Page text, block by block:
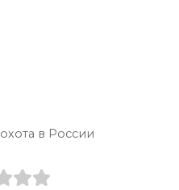
охота в России